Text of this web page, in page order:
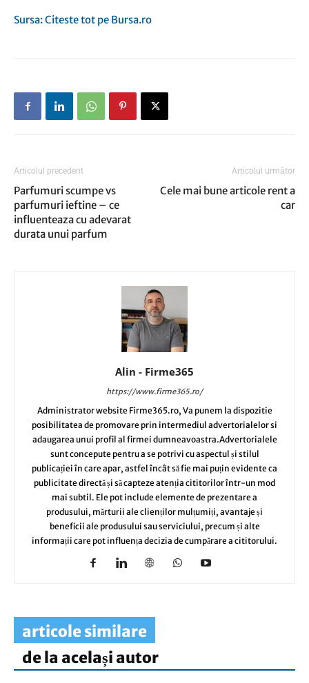
Sursa: Citeste tot pe Bursa.ro
Articolul precedent
Parfumuri scumpe vs
parfumuri ieftine – ce
influenteaza cu adevarat
durata unui parfum
Articolul următor
Cele mai bune articole rent a
car
Alin - Firme365
https://www.firme365.ro/
Administrator website Firme365.ro, Va punem la dispozitie
posibilitatea de promovare prin intermediul advertorialelor si
adaugarea unui profil al firmei dumneavoastra.Advertorialele
sunt concepute pentru a se potrivi cu aspectul și stilul
publicației în care apar, astfel încât să fie mai puțin evidente ca
publicitate directă și să capteze atenția cititorilor într-un mod
mai subtil. Ele pot include elemente de prezentare a
produsului, mărturii ale clienților mulțumiți, avantaje și
beneficii ale produsului sau serviciului, precum și alte
informații care pot influența decizia de cumpărare a cititorului.
articole similare
de la același autor